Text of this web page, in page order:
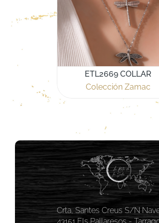
ETL2669 COLLAR
Colección Zamac
Crta, Santes Creus S/N